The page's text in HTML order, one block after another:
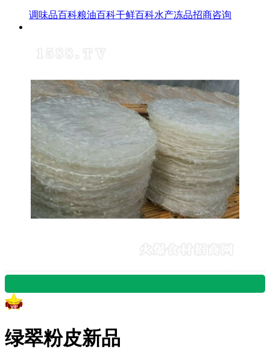
调味品百科粮油百科干鲜百科水产冻品招商咨询
询产品
绿翠粉皮新品